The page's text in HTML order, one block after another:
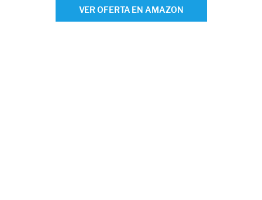
VER OFERTA EN AMAZON